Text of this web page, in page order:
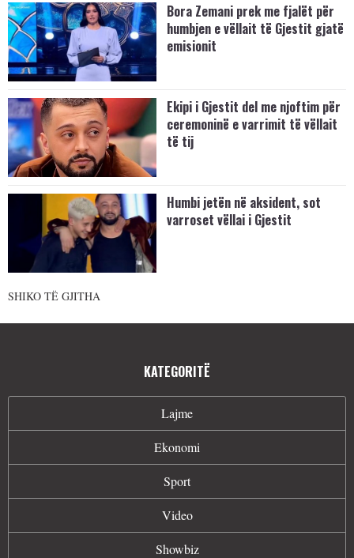
Bora Zemani prek me fjalët për
humbjen e vëllait të Gjestit gjatë
emisionit
Ekipi i Gjestit del me njoftim për
ceremoninë e varrimit të vëllait
të tij
Humbi jetën në aksident, sot
varroset vëllai i Gjestit
SHIKO TË GJITHA
KATEGORITË
Lajme
Ekonomi
Sport
Video
Showbiz